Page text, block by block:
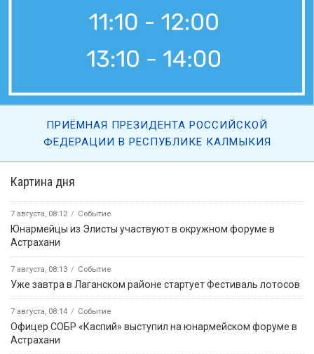
Картина дня
7 августа, 08:12 Событие
Юнармейцы из Элисты участвуют в окружном форуме в
Астрахани
7 августа, 08:13 Событие
Уже завтра в Лаганском районе стартует Фестиваль лотосов
7 августа, 08:14 Событие
Офицер СОБР «Каспий» выступил на юнармейском форуме в
Астрахани
ПРИЁМНАЯ ПРЕЗИДЕНТА РОССИЙСКОЙ
ФЕДЕРАЦИИ В РЕСПУБЛИКЕ КАЛМЫКИЯ